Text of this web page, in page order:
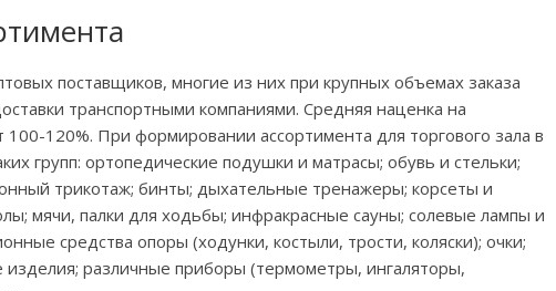
поставщиков, многие из них при крупных объемах заказа
транспортными компаниями. Средняя наценка на
100-120%. При формировании ассортимента для торгового зала в
групп: ортопедические подушки и матрасы; обувь и стельки;
трикотаж; бинты; дыхательные тренажеры; корсеты и
мячи, палки для ходьбы; инфракрасные сауны; солевые лампы и
средства опоры (ходунки, костыли, трости, коляски); очки;
изделия; различные приборы (термометры, ингаляторы,